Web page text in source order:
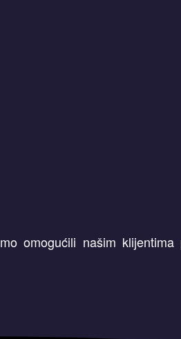
omogućili našim klijentima